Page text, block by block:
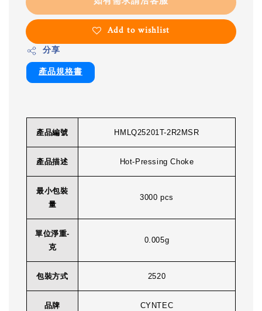
Add to wishlist
分享
產品規格書
產品編號 HMLQ25201T-2R2MSR
產品描述 Hot-Pressing Choke
最小包裝
量
3000 pcs
單位淨重-
克
0.005g
包裝方式 2520
品牌 CYNTEC